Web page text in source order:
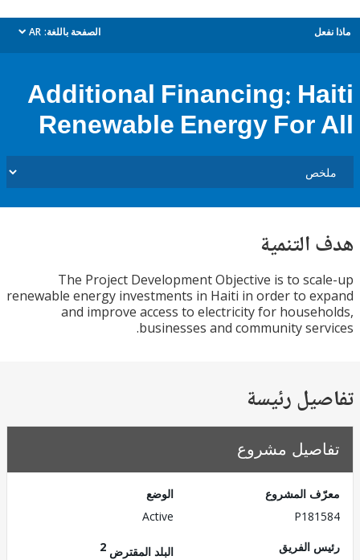
الصفحة باللغة: AR
dropdown
Additional Financing:
Renewable Energy
The Project Development Objective is to
renewable energy investments in Haiti in order to
and improve access to electricity for
businesses and community
رئيسة
مشروع
المشروع
الفريق
البلد المقترض